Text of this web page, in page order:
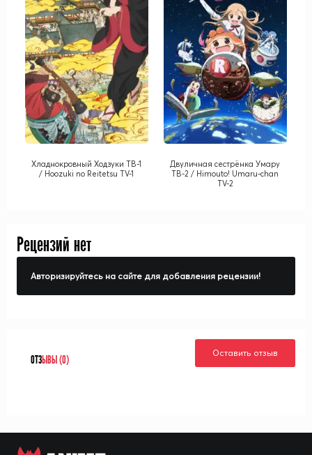
Хладнокровный Ходзуки ТВ-1
/ Hoozuki no Reitetsu TV-1
Двуличная сестрёнка Умару
ТВ-2 / Himouto! Umaru-chan
TV-2
Рецензий нет
Авторизируйтесь на сайте для добавления рецензии!
ОТЗЫВЫ (0)
Оставить отзыв